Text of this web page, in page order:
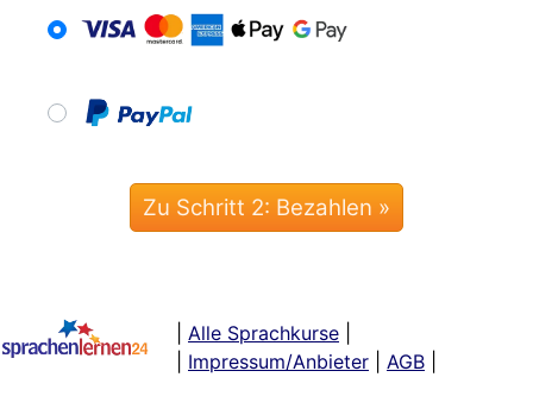
Alle Sprachkurse
Impressum/Anbieter AGB